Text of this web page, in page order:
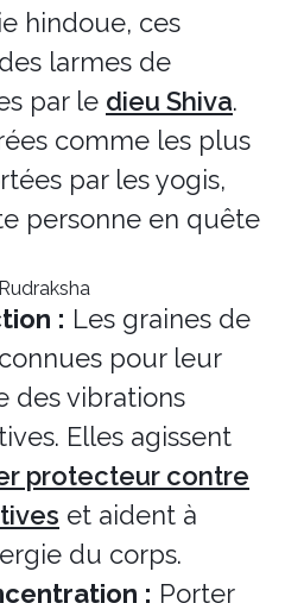
hindoue, ces
larmes de
par le dieu Shiva.
comme les plus
par les yogis,
personne en quête
: Les graines de
pour leur
des vibrations
Elles agissent
protecteur contre
et aident à
du corps.
: Porter